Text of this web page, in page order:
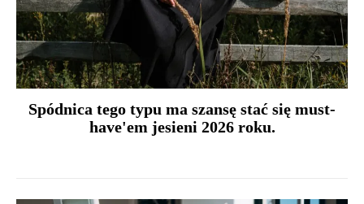
Spódnica tego typu ma szansę stać się must-
have'em jesieni 2026 roku.